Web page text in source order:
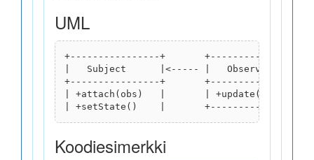
UML
+----------------+
|   Subject      |<----- |   Observer
+----------------+
| +attach(obs)   |       | +update()
Koodiesimerkki